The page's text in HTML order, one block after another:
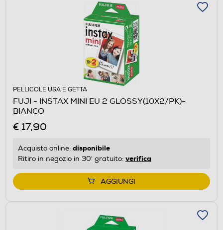
PELLICOLE USA E GETTA
FUJI - INSTAX MINI EU 2 GLOSSY(10X2/PK)-
BIANCO
€ 17,90
Acquisto online: disponibile
Ritiro in negozio in 30' gratuito: verifica
AGGIUNGI